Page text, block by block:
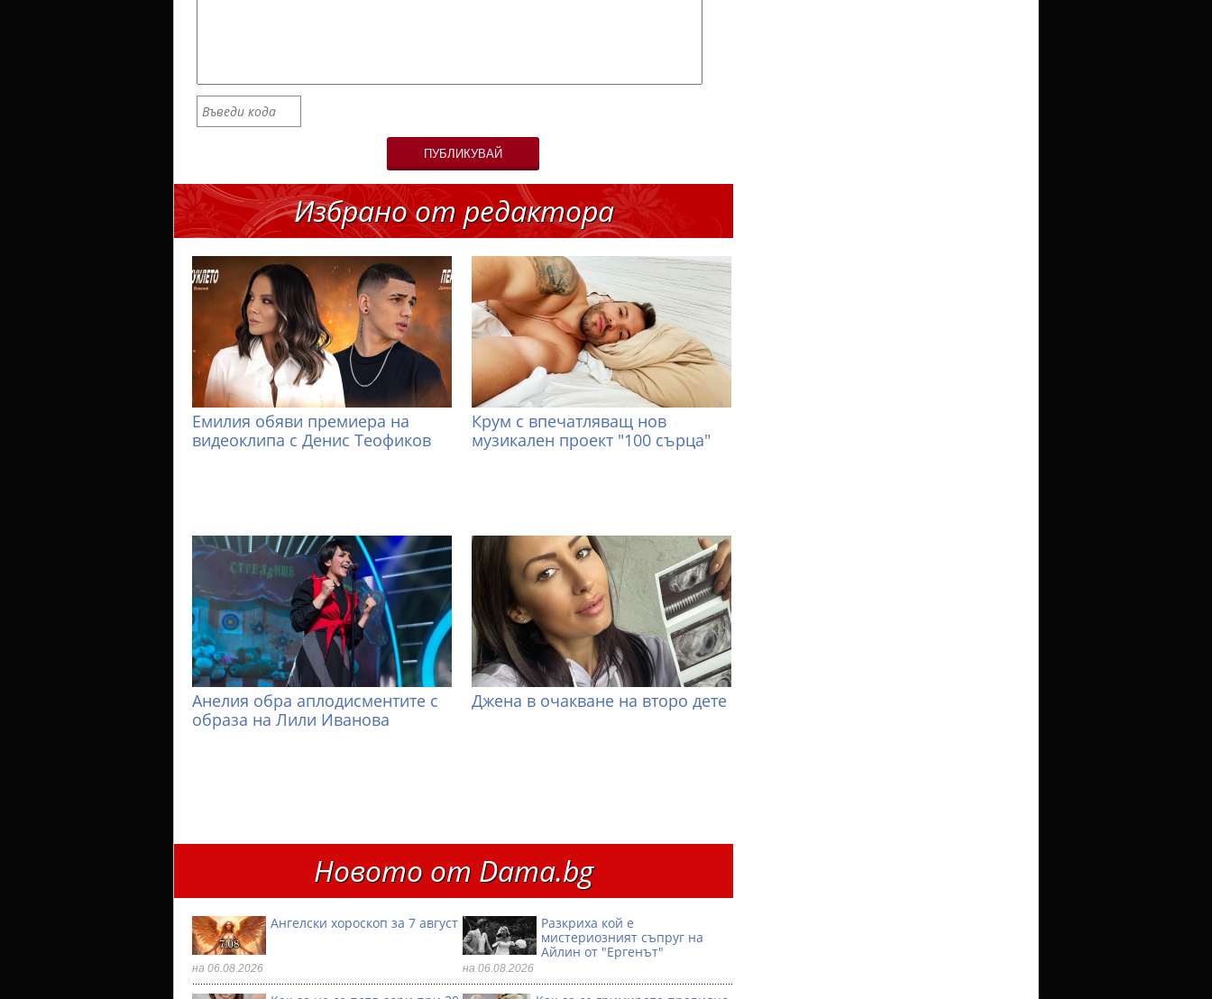
ПУБЛИКУВАЙ
Избрано от редактора
Емилия обяви премиера на
видеоклипа с Денис Теофиков
Крум с впечатляващ нов
музикален проект "100 сърца"
Анелия обра аплодисментите с
образа на Лили Иванова
Джена в очакване на второ дете
Новото от Dama.bg
Ангелски хороскоп за 7 август
на 06.08.2026
Разкриха кой е
мистериозният съпруг на
Айлин от "Ергенът"
на 06.08.2026